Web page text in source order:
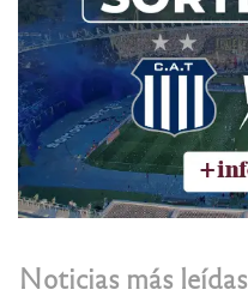
Noticias más leídas